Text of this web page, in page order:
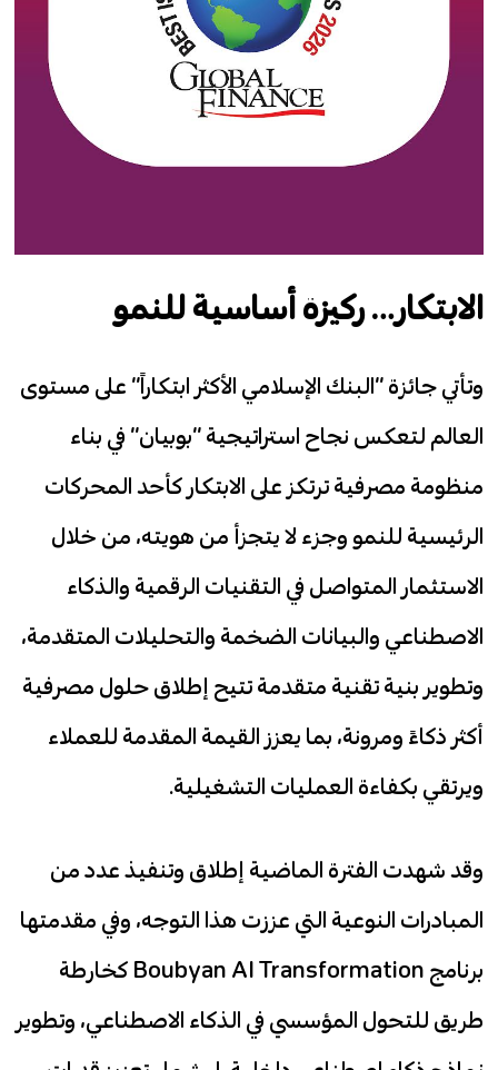
الابتكار… ركيزة أساسية للنمو
وتأتي جائزة “البنك الإسلامي الأكثر ابتكاراً” على مستوى
العالم لتعكس نجاح استراتيجية “بوبيان” في بناء
منظومة مصرفية ترتكز على الابتكار كأحد المحركات
الرئيسية للنمو وجزء لا يتجزأ من هويته، من خلال
الاستثمار المتواصل في التقنيات الرقمية والذكاء
الاصطناعي والبيانات الضخمة والتحليلات المتقدمة،
وتطوير بنية تقنية متقدمة تتيح إطلاق حلول مصرفية
أكثر ذكاءً ومرونة، بما يعزز القيمة المقدمة للعملاء
ويرتقي بكفاءة العمليات التشغيلية.
وقد شهدت الفترة الماضية إطلاق وتنفيذ عدد من
المبادرات النوعية التي عززت هذا التوجه، وفي مقدمتها
برنامج Boubyan AI Transformation كخارطة
طريق للتحول المؤسسي في الذكاء الاصطناعي، وتطوير